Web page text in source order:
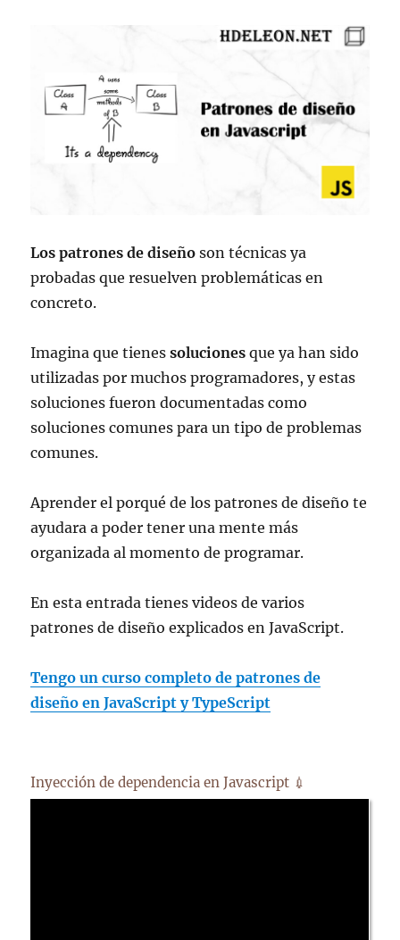
Los patrones de diseño son técnicas ya
probadas que resuelven problemáticas en
concreto.
Imagina que tienes solucionesque ya han sido
utilizadas por muchos programadores, y estas
soluciones fueron documentadas como
soluciones comunes para un tipo de problemas
comunes.
Aprender el porqué de los patrones de diseño te
ayudara a poder tener una mente más
organizada al momento de programar.
En esta entrada tienes videos de varios
patrones de diseño explicados en JavaScript.
Tengo un curso completo de patrones de
diseño en JavaScript y TypeScript
Inyección de dependencia en Javascript 💉